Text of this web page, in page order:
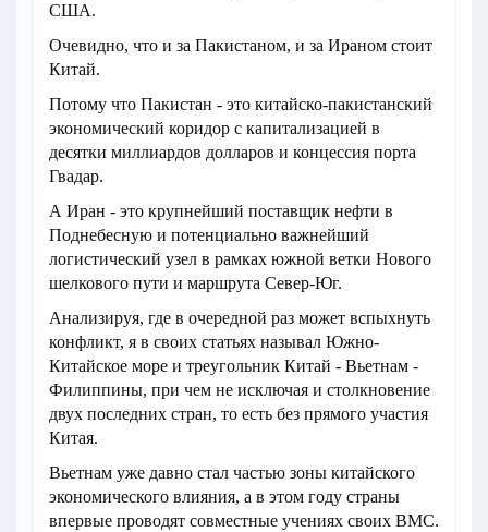
США.
Очевидно, что и за Пакистаном, и за Ираном стоит
Китай.
Потому что Пакистан - это китайско-пакистанский
экономический коридор с капитализацией в
десятки миллиардов долларов и концессия порта
Гвадар.
А Иран - это крупнейший поставщик нефти в
Поднебесную и потенциально важнейший
логистический узел в рамках южной ветки Нового
шелкового пути и маршрута Север-Юг.
Анализируя, где в очередной раз может вспыхнуть
конфликт, я в своих статьях называл Южно-
Китайское море и треугольник Китай - Вьетнам -
Филиппины, при чем не исключая и столкновение
двух последних стран, то есть без прямого участия
Китая.
Вьетнам уже давно стал частью зоны китайского
экономического влияния, а в этом году страны
впервые проводят совместные учениях своих ВМС.